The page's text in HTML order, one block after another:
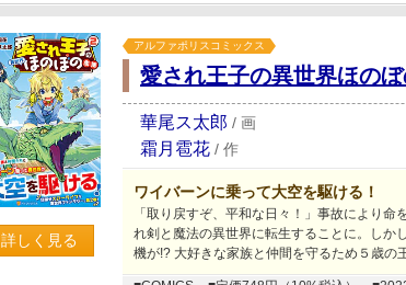
詳しく見る
アルファポリスコミックス
愛され王子の異世界ほのぼ
華尾ス太郎 / 画
霜月雹花 / 作
ワイバーンに乗って大空を駆ける！
「取り戻すぞ、平和な日々！」事故により
れ剣と魔法の異世界に転生することに。しか
機が!? 大好きな家族と仲間を守るため５歳の